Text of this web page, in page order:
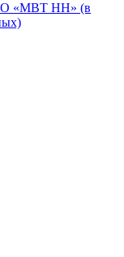
«МВТ НН» (в